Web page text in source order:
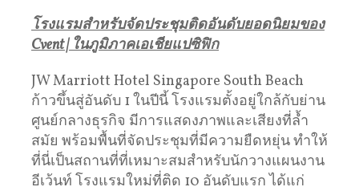
โรงแรมสำหรับจัดประชุมติดอันดับยอดนิยมของ
Cvent |ในภูมิภาคเอเชียแปซิฟิก
JW Marriott Hotel Singapore South Beach
ก้าวขึ้นสู่อันดับ 1 ในปีนี้ โรงแรมตั้งอยู่ใกล้กับย่าน
ศูนย์กลางธุรกิจ มีการแสดงภาพและเสียงที่ล้ำ
สมัย พร้อมพื้นที่จัดประชุมที่มีความยืดหยุ่น ทำให้
ที่นี่เป็นสถานที่ที่เหมาะสมสำหรับนักวางแผนงาน
อีเว้นท์ โรงแรมใหม่ที่ติด 10 อันดับแรก ได้แก่